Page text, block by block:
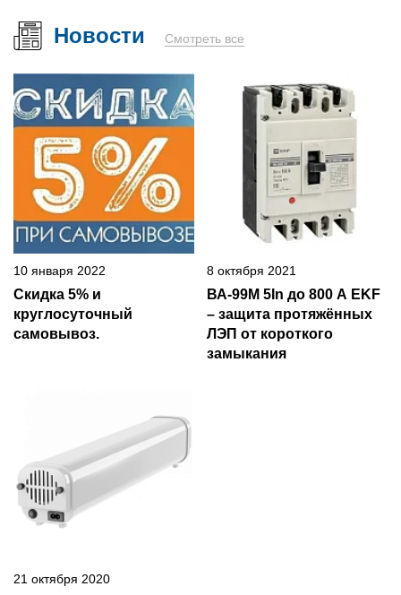
Новости Смотреть все
10 января 2022
Скидка 5% и
круглосуточный
самовывоз.
8 октября 2021
ВА-99М 5In до 800 А EKF
– защита протяжённых
ЛЭП от короткого
замыкания
21 октября 2020